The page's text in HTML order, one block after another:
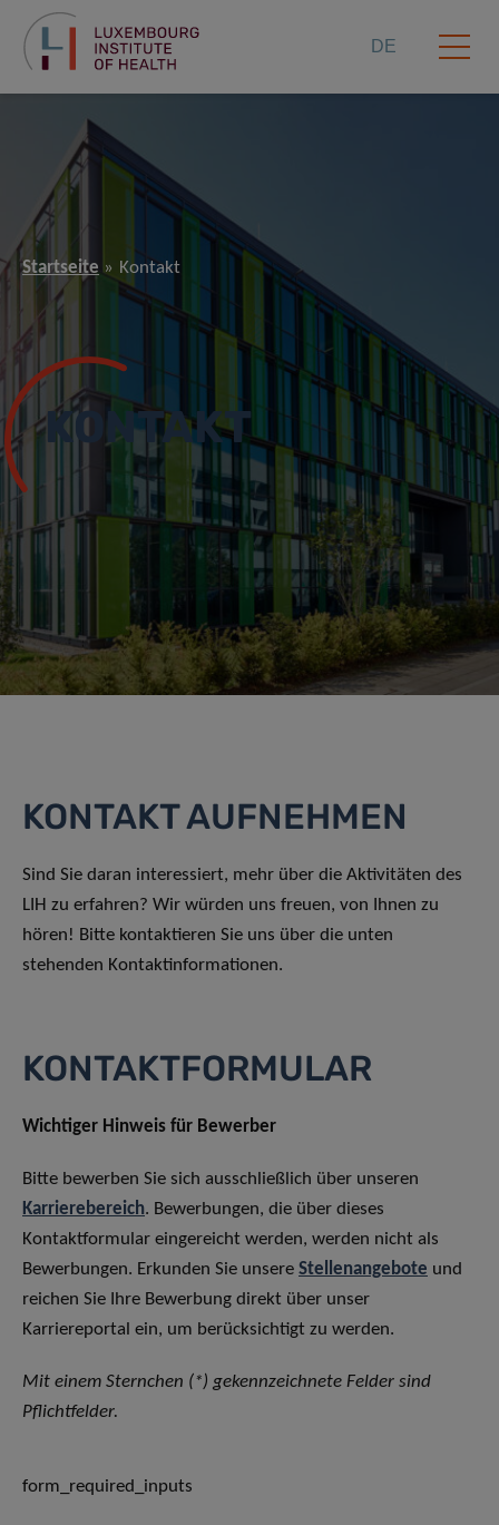
DE
Startseite Kontakt
KONTAKT
KONTAKT AUFNEHMEN
Sind Sie daran interessiert, mehr über die Aktivitäten des
LIH zu erfahren? Wir würden uns freuen, von Ihnen zu
hören! Bitte kontaktieren Sie uns über die unten
stehenden Kontaktinformationen.
KONTAKTFORMULAR
Wichtiger Hinweis für Bewerber
Bitte bewerben Sie sich ausschließlich über unseren
Karrierebereich. Bewerbungen, die über dieses
Kontaktformular eingereicht werden, werden nicht als
Bewerbungen. Erkunden Sie unsere Stellenangebote und
reichen Sie Ihre Bewerbung direkt über unser
Karriereportal ein, um berücksichtigt zu werden.
Mit einem Sternchen (*) gekennzeichnete Felder sind
Pflichtfelder.
form_required_inputs